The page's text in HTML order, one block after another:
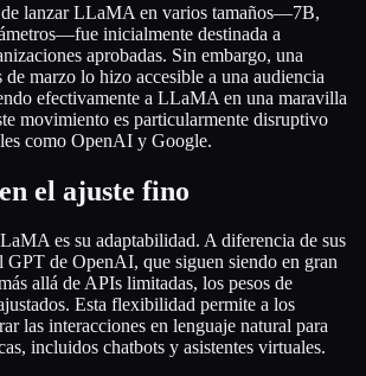
lanzar LLaMA en varios tamaños—7B,
inicialmente destinada a
aprobadas. Sin embargo, una
marzo lo hizo accesible a una audiencia
efectivamente a LLaMA en una maravilla
movimiento es particularmente disruptivo
como OpenAI y Google.
el ajuste fino
es su adaptabilidad. A diferencia de sus
GPT de OpenAI, que siguen siendo en gran
allá de APIs limitadas, los pesos de
Esta flexibilidad permite a los
las interacciones en lenguaje natural para
incluidos chatbots y asistentes virtuales.